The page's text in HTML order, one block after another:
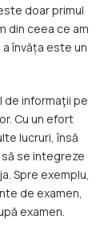
doar primul
din ceea ce am
învăța este un
de informaţii pe
Cu un efort
lucruri, însă
se integreze
Spre exemplu,
de examen,
examen.